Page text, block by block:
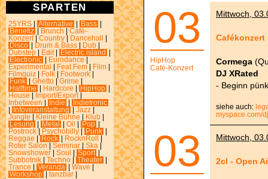
SPARTEN
25YRS Alternative Bass
Benefiz
Brunch
Café-
Konzert
Country Dancehall
Disco
Drum & Bass Dub
Dubstep
Edit Electric island
Electronic
Eurodance
Experimental
Feat.Fem Film
Filmquiz
Folk Footwork
Funk
Ghetto Grime
Halftime
Hardcore HipHop
House
Import/Export
Inbetween
Indie
Indietronic
Infoveranstaltung Jazz
Jungle
Kleine Bühne Klub
Lesung
Metal Oi! Pop
Postrock
Psychobilly Punk
Reggae
Rock RocknRoll
Roter Salon
Seminar Ska
Snowshower
Soul Sport
Subbotnik
Techno Theater
Trance
Veranda Wave
Workshop
tanzbar
03
HipHop
Café-Konzert
Mittwoch,
Cafékonzert
Cormega
DJ XRated
- Beginn
siehe auch:
myspace.com/
03 Mittwoch,
2cl - Open